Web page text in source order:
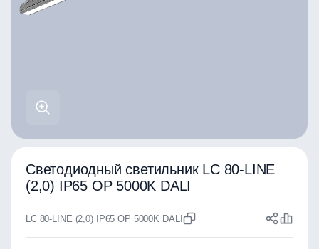
Светодиодный светильник LC 80-LINE
(2,0) IP65 OP 5000K DALI
LC 80-LINE (2,0) IP65 OP 5000K DALI